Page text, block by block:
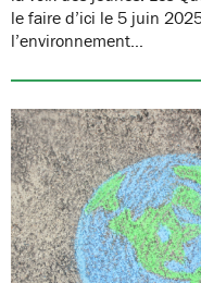
le faire d’ici le 5 juin
l’environnement…